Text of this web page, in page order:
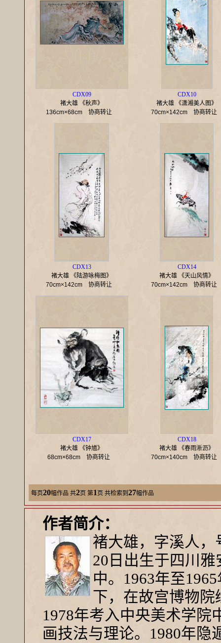
CDX09
褚大雄 《秋声》
136cm×68cm协商转让
CDX10
褚大雄 《潇湘美人图》
70cm×142cm协商转
CDX13
褚大雄 《陆游咏梅图》
70cm×142cm协商转让
CDX14
褚大雄 《天山风情》
70cm×142cm协商转
CDX17
褚大雄 《钟馗》
68cm×68cm 协商转让
CDX18
褚大雄 《春雨淅沥》
70cm×140cm协商转
每页20幅作品 共2页 第1 页 共检索到 27幅作品
作者简介：
褚大雄，字溪人，
20日出生于四川
中。1963年至
下，在故宫博物
1978年考入中央美术学院
画技法与理论。1980年隐